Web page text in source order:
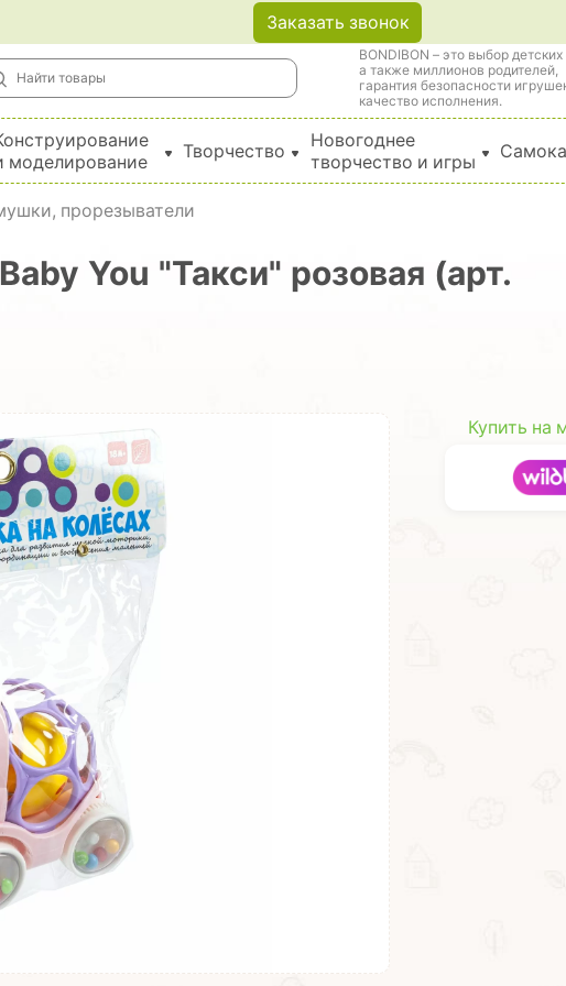
Заказать звонок
BONDIBON – это выбор
а также миллионов родителей,
гарантия безопасности
качество исполнения.
моделирование
Творчество
Новогоднее
творчество и игры
прорезыватели
You "Такси" розовая (арт.
Купить на